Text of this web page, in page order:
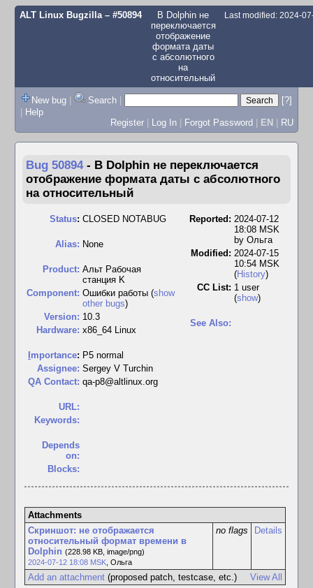
ALT Linux Bugzilla– #50894
В Dolphin не
переключается
отображение
формата даты
с абсолютного
на
относительный
Last modified: 2024-
New bug | Search |
[?]
| Help
Register | Log In | Forgot Password | EN | RU
Bug 50894 - В Dolphin не переключается
отображение формата даты с абсолютного
на относительный
Status: CLOSED NOTABUG
Alias: None
Product: Альт Рабочая
станция K
Component: Ошибки работы (show
other bugs)
Version: 10.3
Hardware: x86_64 Linux
mportance: P5 normal
Assignee: Sergey V Turchin
QA Contact: qa-p8@altlinux.org
URL:
Keywords:
Depends
on:
Blocks:
Reported: 2024-07-12
18:08 MSK
by Ольга
Modified: 2024-07-15
10:54 MSK
(History)
CC List: 1 user
(show)
See Also:
Attachments
Скриншот: не отображается
относительный формат времени в
Dolphin (228.98 KB, image/png)
2024-07-12 18:08 MSK, Ольга
no flags Details
View All
Add an attachment(proposed patch, testcase, etc.)